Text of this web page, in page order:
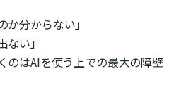
か分からない」
ない」
のはAIを使う上での最大の障壁